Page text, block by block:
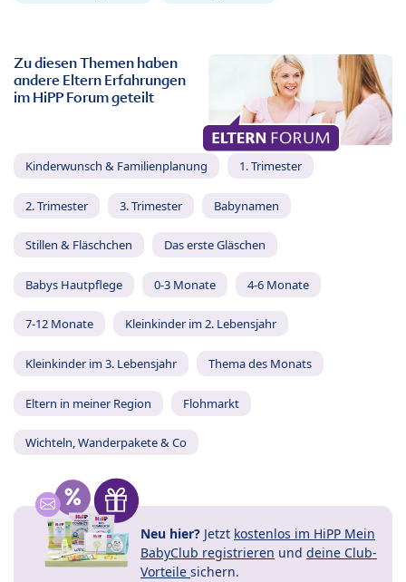
Zu diesen Themen haben
andere Eltern Erfahrungen
im HiPP Forum geteilt
Kinderwunsch & Familienplanung 1. Trimester
2. Trimester 3. Trimester Babynamen
Stillen & Fläschchen Das erste Gläschen
Babys Hautpflege 0-3 Monate 4-6 Monate
7-12 Monate Kleinkinder im 2. Lebensjahr
Kleinkinder im 3. Lebensjahr Thema des Monats
Eltern in meiner Region Flohmarkt
Wichteln, Wanderpakete & Co
Neu hier? Jetzt kostenlos im HiPP Mein
BabyClub registrieren und deine Club-
Vorteile sichern.